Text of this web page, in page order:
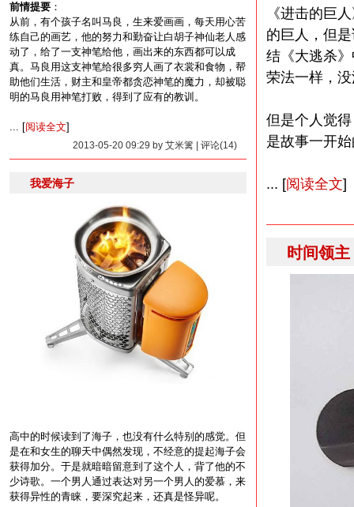
前情提要 ：
从前，有个孩子名叫马良，生来爱画画，每天用心苦
练自己的画艺，他的努力和勤奋让白胡子神仙老人感
动了，给了一支神笔给他，画出来的东西都可以成
真。马良用这支神笔给很多穷人画了衣裳和食物，帮
助他们生活，财主和皇帝都贪恋神笔的魔力，却被聪
明的马良用神笔打败，得到了应有的教训。
... [阅读全文]
2013-05-20 09:29 by 艾米篱 | 评论(14)
我爱海子
高中的时候读到了海子，也没有什么特别的感觉。但
是在和女生的聊天中偶然发现，不经意的提起海子会
获得加分。于是就暗暗留意到了这个人，背了他的不
少诗歌。一个男人通过表达对另一个男人的爱慕，来
获得异性的青睐，要深究起来，还真是怪异呢。
《进击的巨
的巨人，但
结《大逃杀
荣法一样，
但是个人觉
是故事一开
... [阅读全文]
时间领主